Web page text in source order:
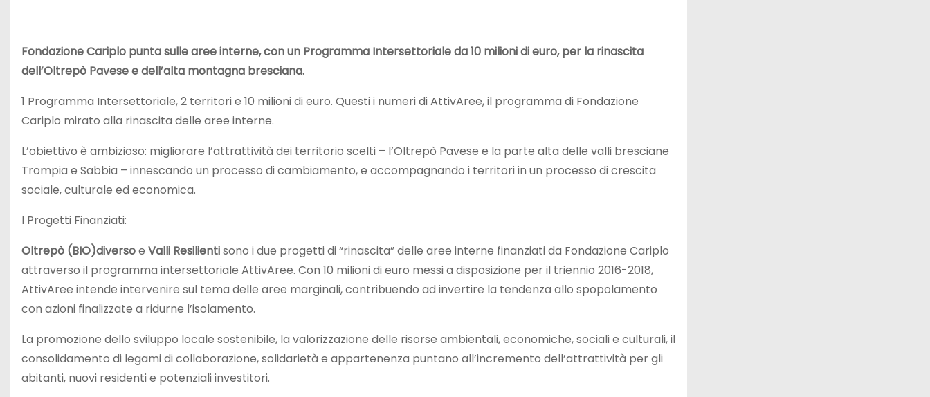
Fondazione Cariplo punta sulle aree interne, con un Programma Intersettoriale da 10 milioni di euro, per la rinascita
dell’Oltrepò Pavese e dell’alta montagna bresciana.
1 Programma Intersettoriale, 2 territori e 10 milioni di euro. Questi i numeri di AttivAree, il programma di Fondazione
Cariplo mirato alla rinascita delle aree interne.
L’obiettivo è ambizioso: migliorare l’attrattività dei territorio scelti – l’Oltrepò Pavese e la parte alta delle valli bresciane
Trompia e Sabbia – innescando un processo di cambiamento, e accompagnando i territori in un processo di crescita
sociale, culturale ed economica.
I Progetti Finanziati:
Oltrepò (BIO)diversoe Valli Resilientisono i due progetti di “rinascita” delle aree interne finanziati da Fondazione Cariplo
attraverso il programma intersettoriale AttivAree. Con 10 milioni di euro messi a disposizione per il triennio 2016-2018,
AttivAree intende intervenire sul tema delle aree marginali, contribuendo ad invertire la tendenza allo spopolamento
con azioni finalizzate a ridurne l’isolamento.
La promozione dello sviluppo locale sostenibile, la valorizzazione delle risorse ambientali, economiche, sociali e culturali, il
consolidamento di legami di collaborazione, solidarietà e appartenenza puntano all’incremento dell’attrattività per gli
abitanti, nuovi residenti e potenziali investitori.